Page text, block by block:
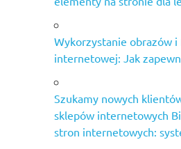
Wykorzystanie obrazów
internetowej: Jak
Szukamy nowych
sklepów internetowych
stron internetowych: